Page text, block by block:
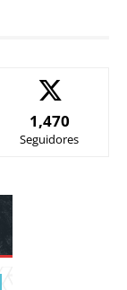
1,470
Seguidores